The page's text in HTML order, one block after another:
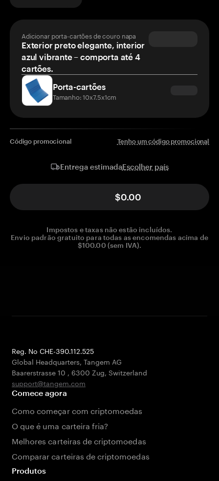
Adicionar porta-cartões de couro napa
Exterior preto elegante, interior
azul vibrante – comporta até 4
cartões.
Porta-cartões
Tamanho: 10x7.5x1cm
Código promocional Tenho um código promocional
Entrega estimadaEscolher país
$0.00
Impostos e taxas não estão incluídos.
Envio padrão gratuito para todas as encomendas acima de
$100.00 (sem IVA).
Reg. No CHE-390.112.525
Global Headquarters, Tangem AG
Baarerstrasse 10 , 6300 Zug, Switzerland
support@tangem.com
Comece agora
Como começar com criptomoedas
O que é uma carteira fria?
Melhores carteiras de criptomoedas
Comparar carteiras de criptomoedas
Produtos